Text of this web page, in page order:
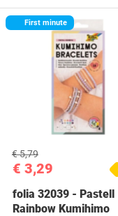
First minute
€ 3,29
€ 5,79
folia 32039 - Pastell
Rainbow Kumihimo